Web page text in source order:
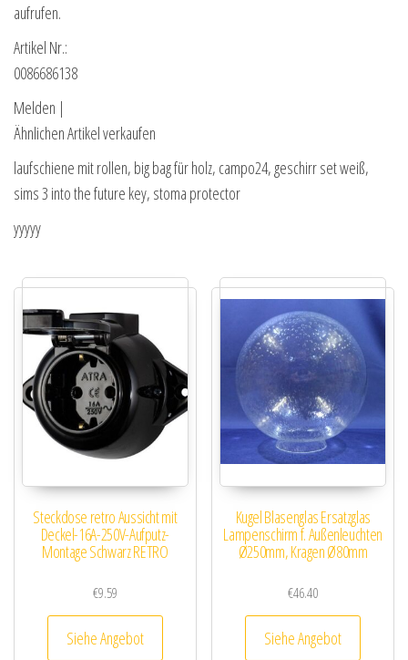
aufrufen.
Artikel Nr.:
0086686138
Melden |
Ähnlichen Artikel verkaufen
laufschiene mit rollen, big bag für holz, campo24, geschirr set weiß,
sims 3 into the future key, stoma protector
yyyyy
Steckdose retro Aussicht mit
Deckel-16A-250V-Aufputz-
Montage Schwarz RETRO
€9.59
Siehe Angebot
Kugel Blasenglas Ersatzglas
Lampenschirm f. Außenleuchten
Ø250mm, Kragen Ø80mm
€46.40
Siehe Angebot